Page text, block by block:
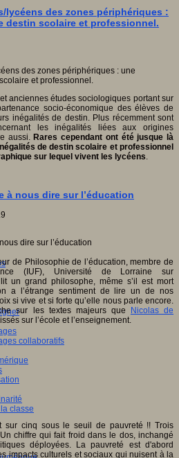
collaboratifs
classe
lycéens des zones périphériques :
destin scolaire et professionnel.
anciennes études sociologiques portant sur
socio-économique des élèves de
inégalités de destin. Plus récemment sont
les inégalités liées aux origines
aussi. Rares cependant ont été jusque là
de destin scolaire et professionnel
sur lequel vivent les lycéens.
à nous dire sur l’éducation
de Philosophie de l’éducation, membre de
(IUF), Université de Lorraine sur
un grand philosophe, même s’il est mort
a l’étrange sentiment de lire un de nos
si vive et si forte qu’elle nous parle encore.
sur les textes majeurs que
Nicolas de
sur l’école et l’enseignement.
sur cinq sous le seuil de pauvreté !! Trois
chiffre qui fait froid dans le dos, inchangé
déployées. La pauvreté est d'abord
impacts culturels et sociaux qui nuisent à la